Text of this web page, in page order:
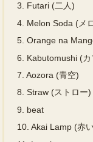
3. Futari (二人)
4. Melon Soda (メ
5. Orange na
6.
Kabutomushi (
7. Aozora (青空)
8. Straw (ストロー)
9.
beat
10. Akai Lamp (赤